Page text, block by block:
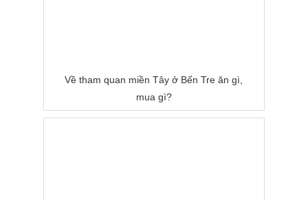
Về tham quan miền Tây ở Bến Tre ăn gì,
mua gì?